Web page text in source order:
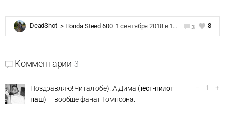
DeadShot > Honda Steed 600 1 сентября 2018 в 16:48 3 8
Комментарии 3
Поздравляю! Читал обе). А Дима (тест-пилот
наш) — вообще фанат Томпсона.
– 1 +